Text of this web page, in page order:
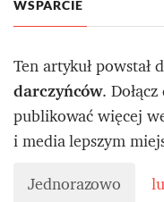
WSPARCIE
Ten artykuł powstał
darczyńców.
publikować więcej
i media lepszym
Jednorazowo